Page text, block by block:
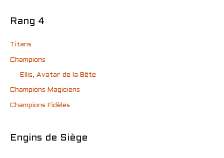
Rang 4
Titans
Champions
Ellis, Avatar de la Bête
Champions Magiciens
Champions Fidèles
Engins de Siège